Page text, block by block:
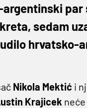
par
sedam
hrvatsko-
Nikola Mektić i
Krajicek